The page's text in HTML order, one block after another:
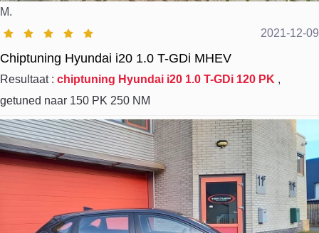
M.
2021-12-09
Chiptuning Hyundai i20 1.0 T-GDi MHEV
Resultaat : chiptuning Hyundai i20 1.0 T-GDi 120 PK ,
getuned naar 150 PK 250 NM